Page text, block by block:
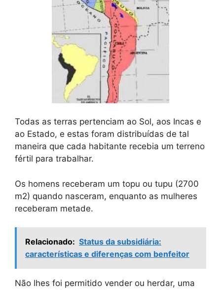
Todas as terras pertenciam ao Sol, aos Incas e
ao Estado, e estas foram distribuídas de tal
maneira que cada habitante recebia um terreno
fértil para trabalhar.
Os homens receberam um topu ou tupu (2700
m2) quando nasceram, enquanto as mulheres
receberam metade.
Relacionado: Status da subsidiária:
características e diferenças com benfeitor
Não lhes foi permitido vender ou herdar, uma